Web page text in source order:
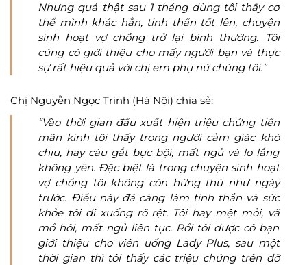
Nhưng quả thật sau 1 tháng dùng tôi thấy cơ
thể mình khác hẳn, tinh thần tốt lên, chuyện
sinh hoạt vợ chồng trở lại bình thường. Tôi
cũng có giới thiệu cho mấy người bạn và thực
sự rất hiệu quả với chị em phụ nữ chúng tôi.”
Chị Nguyễn Ngọc Trinh (Hà Nội) chia sẻ:
“Vào thời gian đầu xuất hiện triệu chứng tiền
mãn kinh tôi thấy trong người cảm giác khó
chịu, hay cáu gắt bực bội, mất ngủ và lo lắng
không yên. Đặc biệt là trong chuyện sinh hoạt
vợ chồng tôi không còn hứng thú như ngày
trước. Điều này đã càng làm tinh thần và sức
khỏe tôi đi xuống rõ rệt. Tôi hay mệt mỏi, vã
mồ hôi, mất ngủ liên tục. Rồi tôi được cô bạn
giới thiệu cho viên uống Lady Plus, sau một
thời gian thì tôi thấy các triệu chứng trên đỡ